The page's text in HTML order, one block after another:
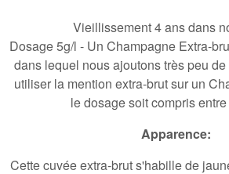
Vieillissement 4 ans dans
Dosage 5g/l - Un Champagne Extra-
dans lequel nous ajoutons très peu
utiliser la mention extra-brut sur un
le dosage soit compris
Apparence:
Cette cuvée extra-brut s'habille de